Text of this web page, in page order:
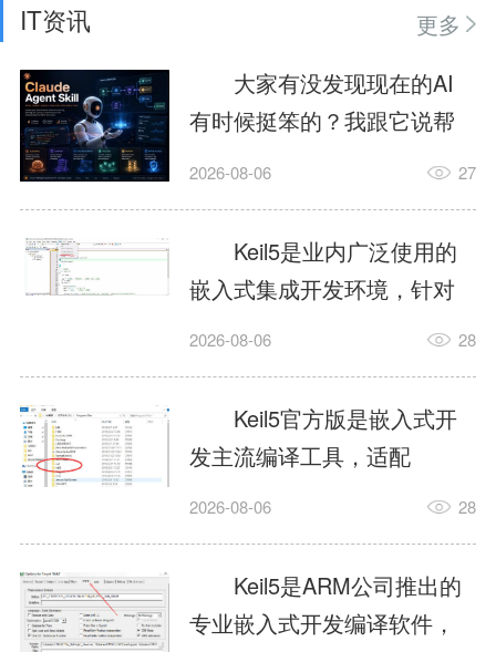
IT资讯
更多
大家有没发现现在的AI
有时候挺笨的？我跟它说帮
我订个明天早上的闹钟，它
这样？因为AI，就是个只会
耍嘴皮子的书呆子。它脑子
里有海量知识，但没有真正
激发出来实力。而
AgentSkill，就是给AI大脑装
上的一双机械手，它真的能
解决很多问题。1什么是
AgentSkillSkill指...
2026-08-06 27
Keil5是业内广泛使用的
嵌入式集成开发环境，针对
ARM、51内核单片机提供编
力，代码编译稳定，调试工
具成熟，大量开源项目基于
该平台开发。新项目需要单
独下载对应芯片支持包，新
手配置难度较高，正版商业
授权费用不菲，未授权版本
存在程序容量限制，适合硬
2026-08-06 28
Keil5官方版是嵌入式开
发主流编译工具，适配
STM32、51单片机等多款芯
在线调试、代码仿真，兼容
众多厂商芯片安装包。软件
需要手动添加器件库，初次
2026-08-06 28
Keil5是ARM公司推出的
专业嵌入式开发编译软件，